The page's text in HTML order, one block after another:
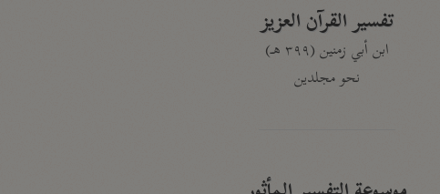
تفسير القرآن العزيز
ابن أبي زمنين (٣٩٩ هـ)
نحو مجلدين